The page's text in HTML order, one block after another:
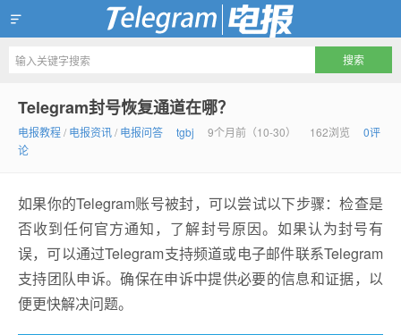
Telegram官方下载资讯网
Telegram封号恢复通道在哪？
电报教程/ 电报资讯/ 电报问答 tgbj 9个月前（10-30） 162浏览
0评
论
如果你的Telegram账号被封，可以尝试以下步骤：检查是
否收到任何官方通知，了解封号原因。如果认为封号有
误，可以通过Telegram支持频道或电子邮件联系Telegram
支持团队申诉。确保在申诉中提供必要的信息和证据，以
便更快解决问题。